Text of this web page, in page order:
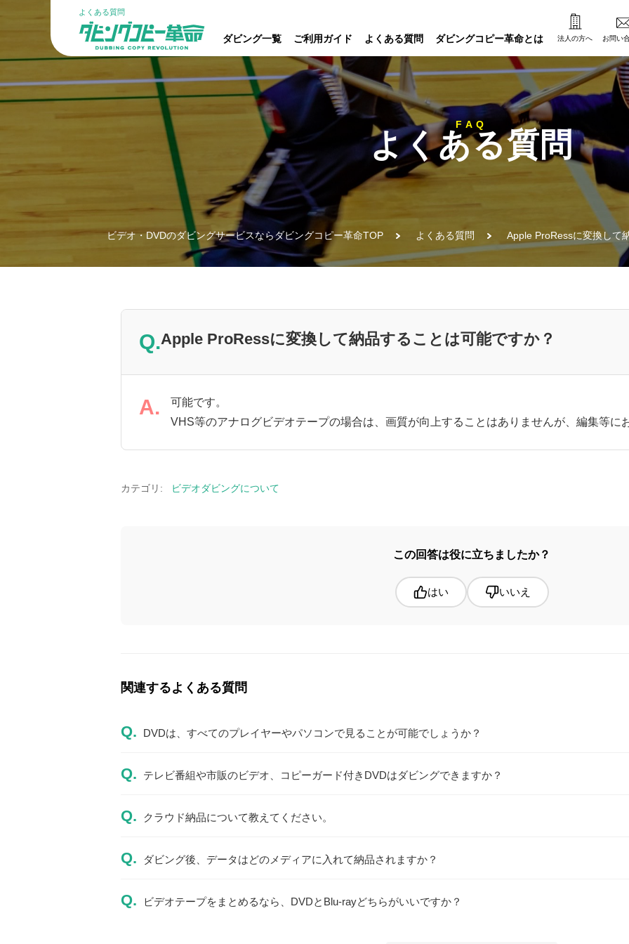
よくある質問
ダビング一覧 ご利用ガイド よくある質問 ダビングコピー革命とは 法人の方へ お問い
FAQ
よくある質問
ビデオ・DVDのダビングサービスならダビングコピー革命TOP よくある質問 Apple ProRessに変換して
Q.Apple ProRessに変換して納品することは可能ですか？
A.
可能です。
VHS等のアナログビデオテープの場合は、画質が向上することはありませんが、編集等に
カテゴリ: ビデオダビングについて
この回答は役に立ちましたか？
はい いいえ
関連するよくある質問
Q. DVDは、すべてのプレイヤーやパソコンで見ることが可能でしょうか？
Q. テレビ番組や市販のビデオ、コピーガード付きDVDはダビングできますか？
Q. クラウド納品について教えてください。
Q. ダビング後、データはどのメディアに入れて納品されますか？
Q. ビデオテープをまとめるなら、DVDとBlu-rayどちらがいいですか？